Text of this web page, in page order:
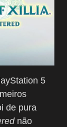
5
de pura
não